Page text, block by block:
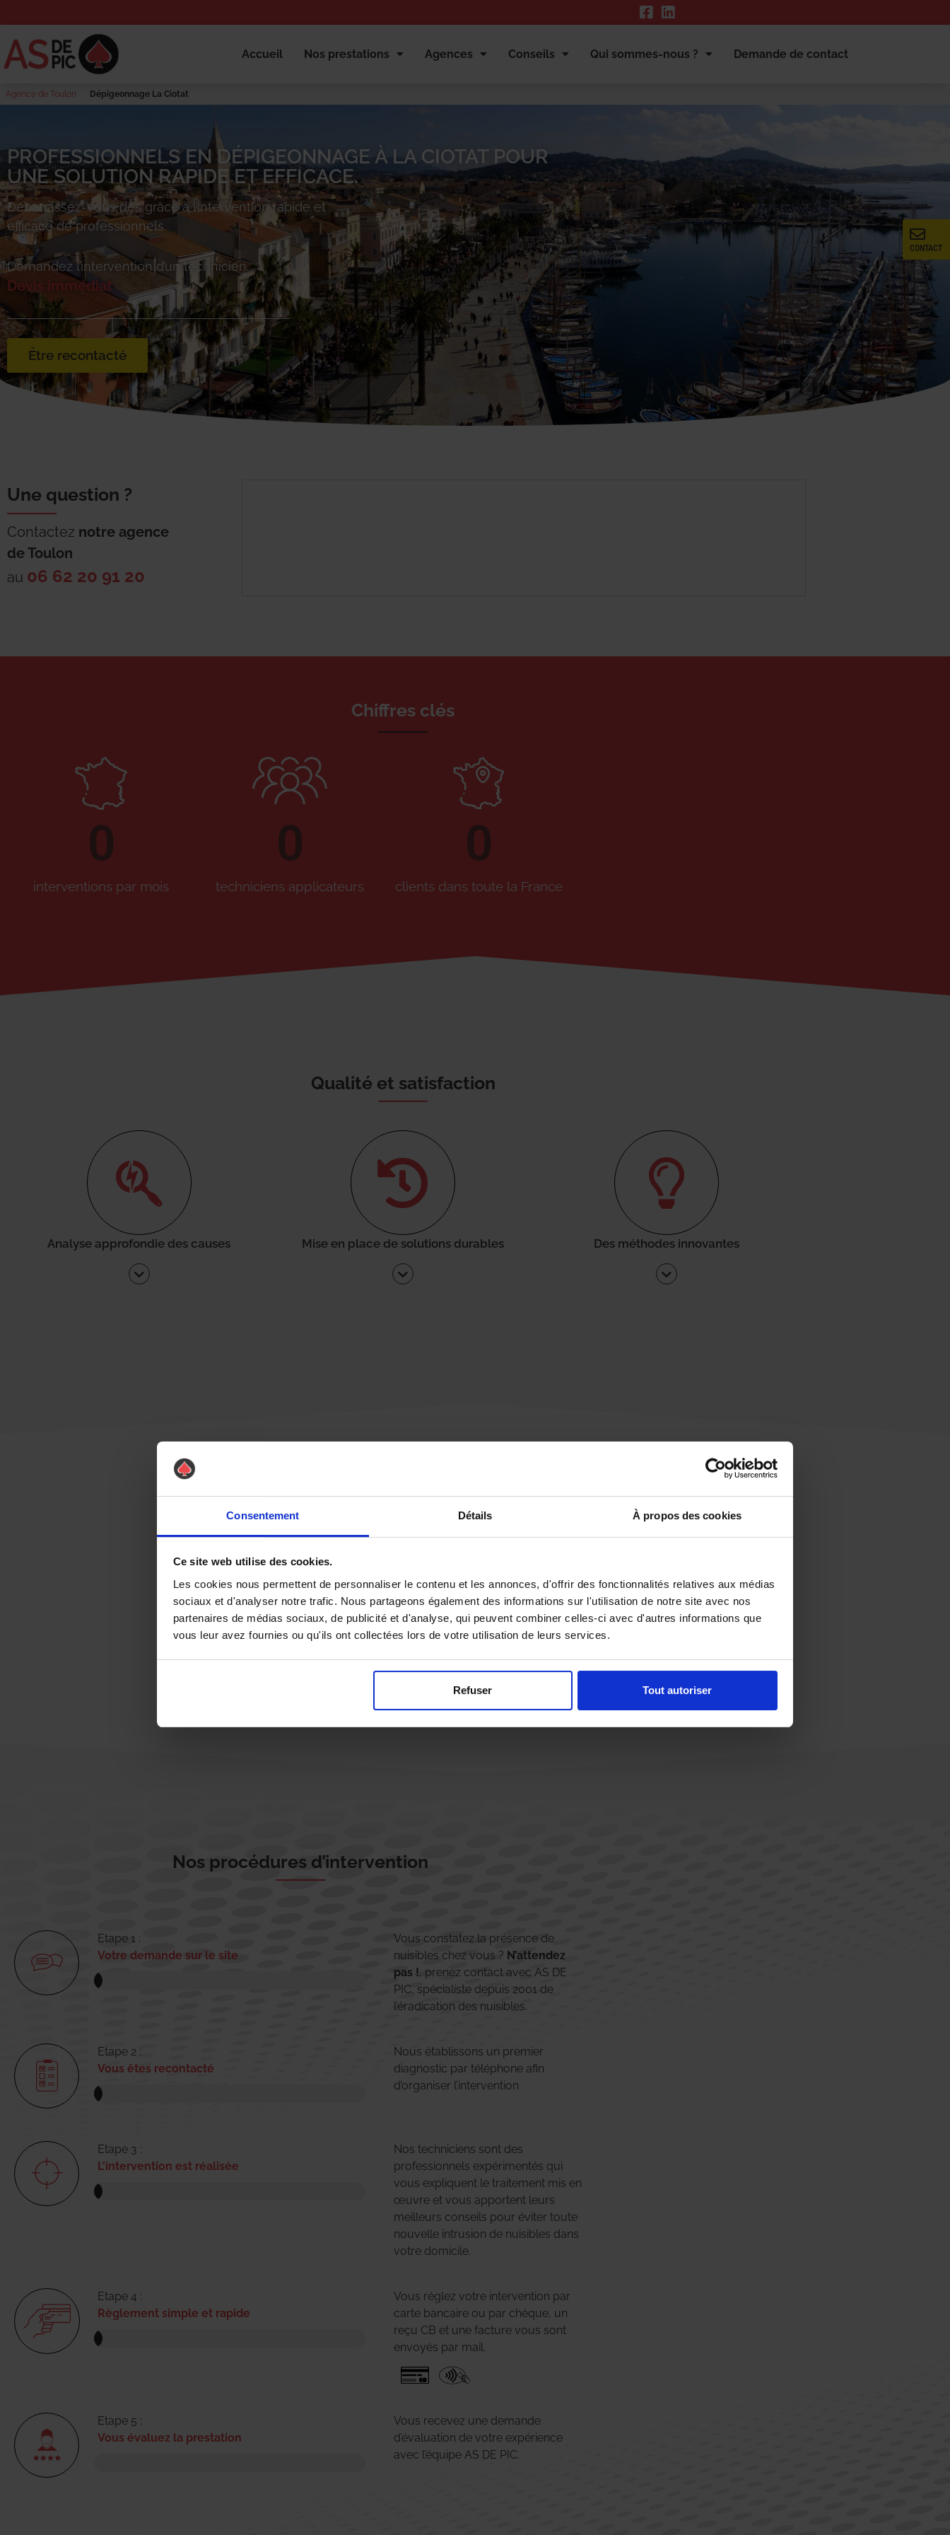
Consentement Détails À propos des cookies
Ce site web utilise des cookies.
Les cookies nous permettent de personnaliser le contenu et les annonces, d'offrir des fonctionnalités relatives aux médias
sociaux et d'analyser notre trafic. Nous partageons également des informations sur l'utilisation de notre site avec nos
partenaires de médias sociaux, de publicité et d'analyse, qui peuvent combiner celles-ci avec d'autres informations que
vous leur avez fournies ou qu'ils ont collectées lors de votre utilisation de leurs services.
Refuser Tout autoriser
Accueil Nos prestations Agences Conseils Qui sommes-nous ? Demande de contact
Agence de Toulon Dépigeonnage La Ciotat
CONTACT
PROFESSIONNELS EN DÉPIGEONNAGE À LA CIOTAT POUR
UNE SOLUTION RAPIDE ET EFFICACE.
Débarrassez-vous desgrâce à l’intervention rapide et
efficace de professionnels.
Demandez l’intervention d’un technicien.
Devis immédiat
Être recontacté
Une question ?
Contactez notre agence
deToulon
au 06 62 20 91 20
Chiffres clés
interventions par mois
0
techniciens applicateurs
0
clients dans toute la France
0
Qualité et satisfaction
Analyse approfondie des causes Mise en place de solutions durables Des méthodes innovantes
Une urgence ?
Vous souhaitez être
Nos procédures d’intervention
Etape 1 :
Votre demande sur le site
Vous constatez la présence de
nuisibles chez vous ? N’attendez
pas !, prenez contact avec AS DE
PIC, spécialiste depuis 2001 de
l’éradication des nuisibles.
Etape 2 :
Vous êtes recontacté
Nous établissons un premier
diagnostic par téléphone afin
d’organiser l’intervention
Etape 3 :
L'intervention est réalisée
Nos techniciens sont des
professionnels expérimentés qui
vous expliquent le traitement mis en
œuvre et vous apportent leurs
meilleurs conseils pour éviter toute
nouvelle intrusion de nuisibles dans
votre domicile.
Etape 4 :
Règlement simple et rapide
Vous réglez votre intervention par
carte bancaire ou par chèque, un
reçu CB et une facture vous sont
envoyés par mail.
Etape 5 :
Vous évaluez la prestation
Vous recevez une demande
d’évaluation de votre expérience
avec l’équipe AS DE PIC.